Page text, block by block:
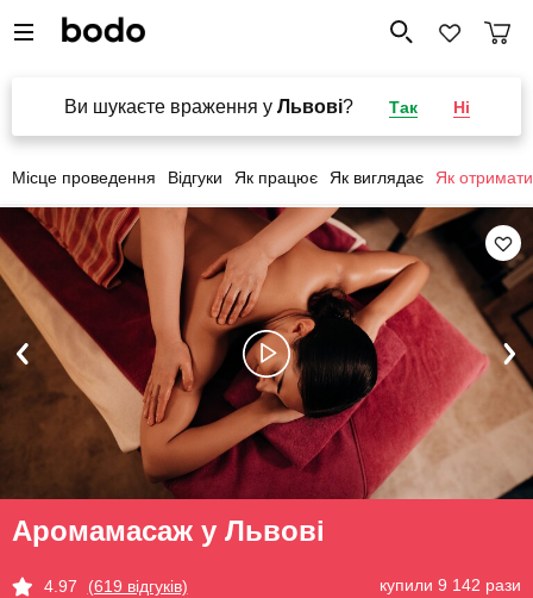
Ви шукаєте враження у Львові? Так Ні
Місце проведення Відгуки Як працює Як виглядає Як отримати
Аромамасаж у Львові
4.97 (619 відгуків) купили 9 142 рази